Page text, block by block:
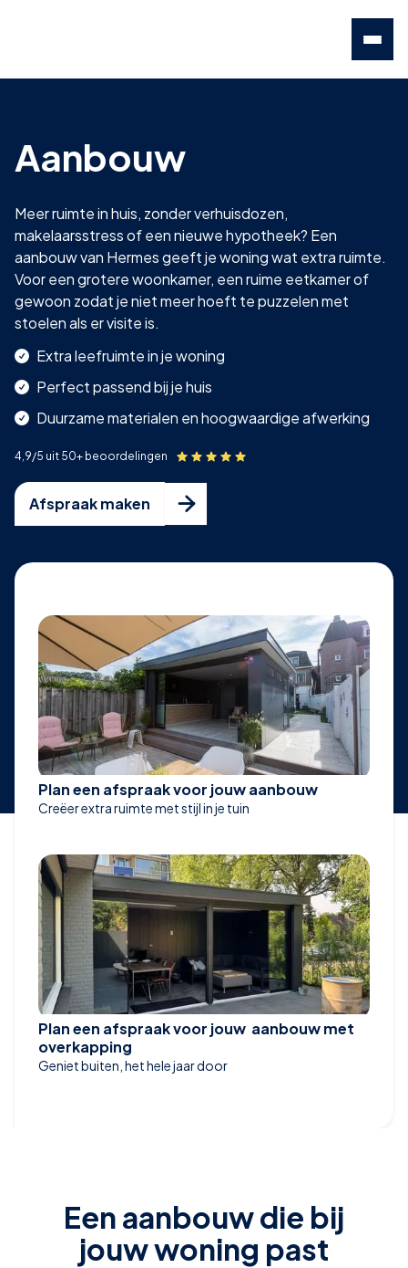
Aanbouw
Meer ruimte in huis, zonder verhuisdozen,
makelaarsstress of een nieuwe hypotheek? Een
aanbouw van Hermes geeft je woning wat extra ruimte.
Voor een grotere woonkamer, een ruime eetkamer of
gewoon zodat je niet meer hoeft te puzzelen met
stoelen als er visite is.
Extra leefruimte in je woning
Perfect passend bij je huis
Duurzame materialen en hoogwaardige afwerking
4,9/5 uit 50+ beoordelingen
Afspraak maken 
Plan een afspraak voor jouw aanbouw
Creëer extra ruimte met stijl in je tuin
Plan een afspraak voor jouw aanbouw met
overkapping
Geniet buiten, het hele jaar door
Een aanbouw die bij
jouw woning past